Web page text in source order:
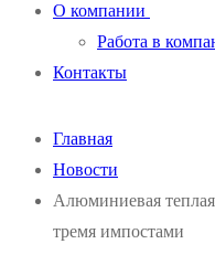
О компании
Работа в
Контакты
Главная
Новости
Алюминиевая теплая
тремя импостами